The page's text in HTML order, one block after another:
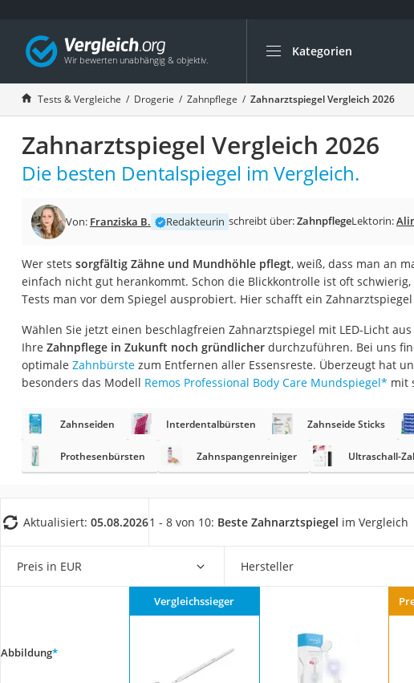
Kategorien
Die beliebtesten Vergleiche
Drogerie
Inhalator
Haarschneider
Rollator
Braun Rasierer
Katzenklappe (Chip)
Masturbator
Massagepistole
Reisehaartrockner
Eiweißpulver
Katzenklappe
Nackenmassagegerät
Zeckenschutz Katze
Philips-Sonicare-Zahnbürste
Mineralfutter Pferd
Tests & Vergleiche Drogerie Zahnpflege Zahnarztspiegel Vergleich 2026
Zahnarztspiegel Vergleich 2026
Die besten Dentalspiegel im Vergleich.
Von: Franziska B. Redakteurin schreibt über:ZahnpflegeLektorin:
Wer stets sorgfältig Zähne und Mundhöhle pflegt, weiß, dass man an
einfach nicht gut herankommt. Schon die Blickkontrolle ist oft schwierig,
Tests man vor dem Spiegel ausprobiert. Hier schafft ein
Wählen Sie jetzt einen beschlagfreien Zahnarztspiegel mit LED-Licht
Ihre Zahnpflege in Zukunft noch gründlicher durchzuführen. Bei uns
optimale Zahnbürstezum Entfernen aller Essensreste. Überzeugt hat
besonders das Modell Remos Professional Body Care Mundspiegel* mit
Zahnseiden Interdentalbürsten Zahnseide Sticks
Prothesenbürsten Zahnspangenreiniger Ultraschall-
Aktualisiert: 05.08.20261 - 8 von 10: Beste Zahnarztspiegel im Vergleich
Preis in EUR Hersteller
Abbildung*
Vergleichssieger